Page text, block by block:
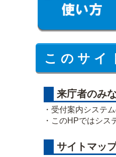
こ の サ イ
来庁者のみ
・受付案内システ
・このHPではシス
サイトマッ